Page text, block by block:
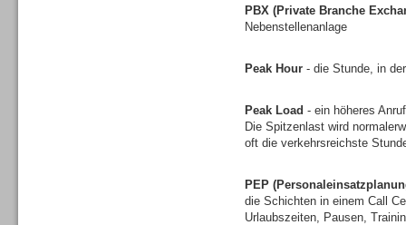
PBX (Private Branche
Nebenstellenanlage
Peak Hour - die Stunde, in
Peak Load - ein höheres
Die Spitzenlast wird
oft die verkehrsreichste
PEP
die Schichten in einem Call
Urlaubszeiten, Pausen,